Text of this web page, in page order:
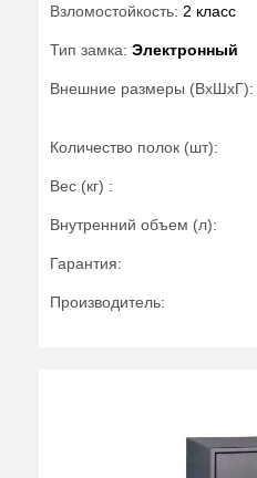
Взломостойкость: 2 класс
Тип замка: Электронный
Внешние размеры (ВхШхГ):
Количество полок (шт):
Вес (кг) :
Внутренний объем (л):
Гарантия:
Производитель: